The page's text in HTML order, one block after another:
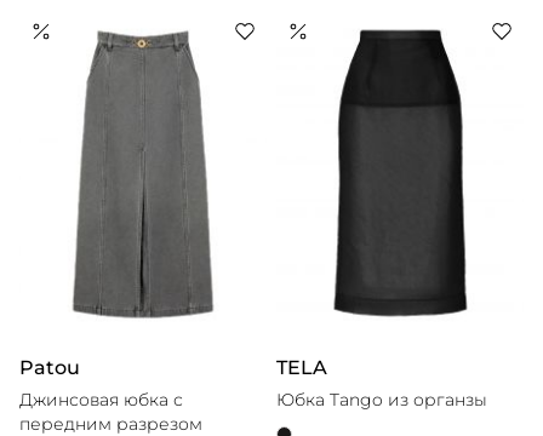
Patou
Джинсовая юбка с
передним разрезом
TELA
Юбка Tango из органзы